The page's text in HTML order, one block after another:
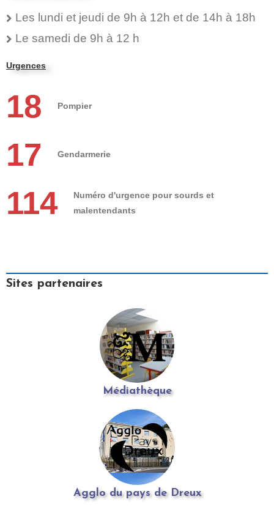
Les lundi et jeudi de 9h à 12h et de 14h à 18h
Le samedi de 9h à 12 h
Urgences
18 Pompier
17 Gendarmerie
114
Numéro d'urgence pour sourds et
malentendants
Sites partenaires
Médiathèque
Agglo du pays de Dreux